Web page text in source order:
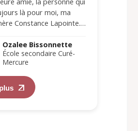
là pour moi, ma
Constance Lapointe.…
Ozalee Bissonnette
École secondaire Curé-
Mercure